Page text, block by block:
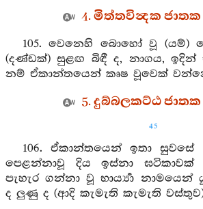
4. මිත්තවින්‍දක ජාතක
105. වෙනෙහි බොහෝ වූ (යම්)
(දණ්ඩක්) සුළඟ බිඳී ද, නාගය, ඉදින්
නම් ඒකාන්තයෙන් කෘෂ වූවෙක්
5. දුබ්බලකට්ඨ ජාතක
45
106. ඒකාන්තයෙන් ඉතා
පෙළන්නාවූ දිය ඉස්නා
පැහැර ගන්නා වූ භාර්‍ය්‍යා
ද ලුණු ද (ආදි කැමැති කැමැති